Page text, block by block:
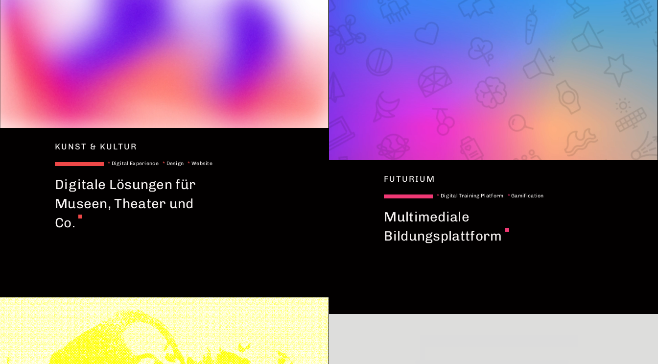
FUTURIUM
* Digital Training Platform *Gamification
Multimediale
Bildungsplattform
KUNST & KULTUR
* Digital Experience * Design * Website
Digitale Lösungen für
Museen, Theater und
Co.